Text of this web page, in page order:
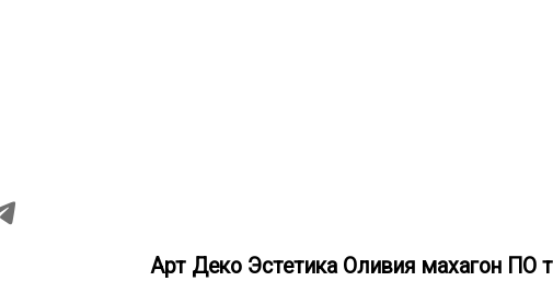
Арт Деко Эстетика Оливия махагон ПО